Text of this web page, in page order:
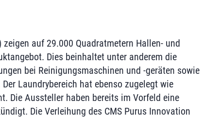
auf 29.000 Quadratmetern Hallen- und
Dies beinhaltet unter anderem die
bei Reinigungsmaschinen und -geräten sowie
Laundrybereich hat ebenso zugelegt wie
Die Aussteller haben bereits im Vorfeld eine
Die Verleihung des CMS Purus Innovation